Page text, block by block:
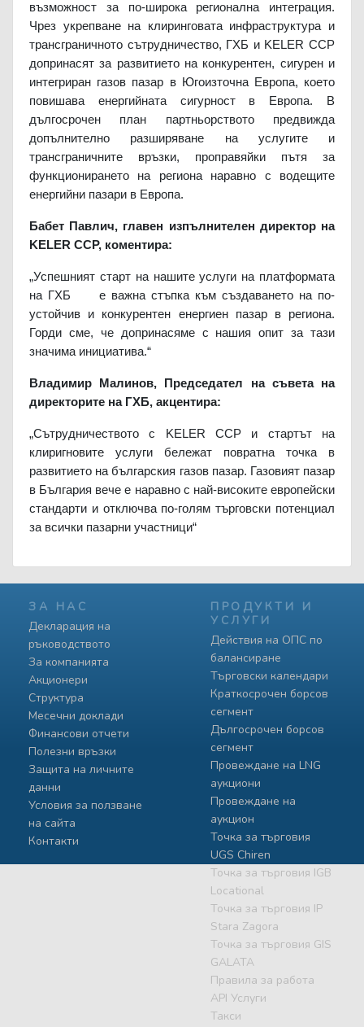
възможност за по-широка регионална интеграция.
Чрез укрепване на клиринговата инфраструктура и
трансграничното сътрудничество, ГХБ и KELER CCP
допринасят за развитието на конкурентен, сигурен и
интегриран газов пазар в Югоизточна Европа, което
повишава енергийната сигурност в Европа. В
дългосрочен план партньорството предвижда
допълнително разширяване на услугите и
трансграничните връзки, проправяйки пътя за
функционирането на региона наравно с водещите
енергийни пазари в Европа.
Бабет Павлич, главен изпълнителен директор на
KELER CCP, коментира:
„Успешният старт на нашите услуги на платформата
на ГХБ
е важна стъпка към създаването на по-
устойчив и конкурентен енергиен пазар в региона.
Горди сме, че допринасяме с нашия опит за тази
значима инициатива.“
Владимир Малинов, Председател на съвета на
директорите на ГХБ, акцентира:
„Сътрудничеството с KELER CCP и стартът на
клиригновите услуги бележат повратна точка в
развитието на българския газов пазар. Газовият пазар
в България вече е наравно с най-високите европейски
стандарти и отключва по-голям търговски потенциал
за всички пазарни участници“
ЗА НАС
Декларация на
ръководството
За компанията
Акционери
Структура
Месечни доклади
Финансови отчети
Полезни връзки
Защита на личните
данни
Условия за ползване
на сайта
Контакти
ПРОДУКТИ И
УСЛУГИ
Действия на ОПС по
балансиране
Търговски календари
Краткосрочен борсов
сегмент
Дългосрочен борсов
сегмент
Провеждане на LNG
аукциони
Провеждане на
аукцион
Точка за търговия
UGS Chiren
Точка за търговия IGB
Locational
Точка за търговия IP
Stara Zagora
Точка за търговия GIS
GALATA
Правила за работа
API Услуги
Такси